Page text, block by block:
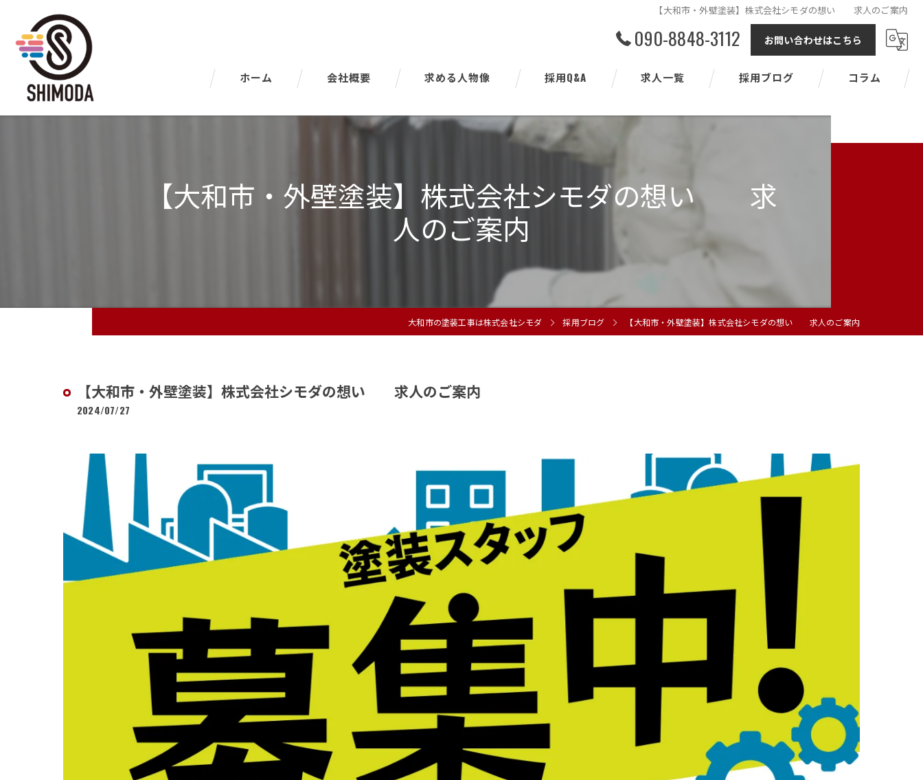
【大和市・外壁塗装】株式会社シモダの想い 求人のご案内
090-8848-3112 お問い合わせはこちら
ホーム 会社概要
事業案内
求める人物像 採用Q&A 求人一覧 採用ブログ コラム
【大和市・外壁塗装】株式会社シモダの想い 求
人のご案内
大和市の塗装工事は株式会社シモダ 採用ブログ 【大和市・外壁塗装】株式会社シモダの想い 求人のご案内
【大和市・外壁塗装】株式会社シモダの想い 求人のご案内
2024/07/27